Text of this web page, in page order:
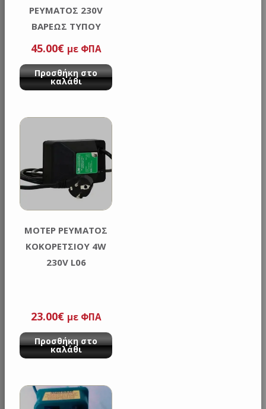
ΡΕΥΜΑΤΟΣ 230V
ΒΑΡΕΩΣ ΤΥΠΟΥ
GREEN L901
45.00€ με ΦΠΑ
Προσθήκη στο
καλάθι
ΜΟΤΕΡ ΡΕΥΜΑΤΟΣ
ΚΟΚΟΡΕΤΣΙΟΥ 4W
230V L06
23.00€ με ΦΠΑ
Προσθήκη στο
καλάθι